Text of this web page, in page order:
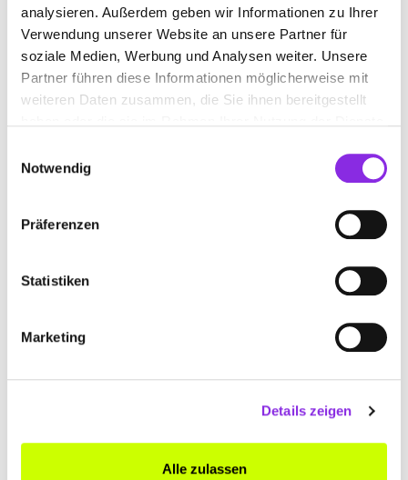
analysieren. Außerdem geben wir Informationen zu Ihrer
Verwendung unserer Website an unsere Partner für
soziale Medien, Werbung und Analysen weiter. Unsere
Partner führen diese Informationen möglicherweise mit
weiteren Daten zusammen, die Sie ihnen bereitgestellt
Notwendig
Präferenzen
Statistiken
Marketing
Details zeigen
Alle zulassen
VALENTINSTAG: GESCHENKTIPPS
zum Valentinstag? Wir helfen dir mit Tipps im Nordschwarzwald.